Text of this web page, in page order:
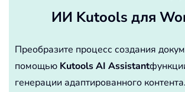
ИИ Kutools для
Преобразите процесс создания
помощью Kutools AI Assistant
генерации адаптированного